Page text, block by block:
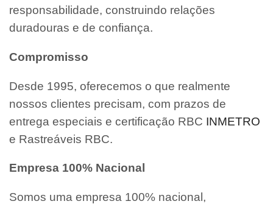
responsabilidade, construindo relações
duradouras e de confiança.
Compromisso
Desde 1995, oferecemos o que realmente
nossos clientes precisam, com prazos de
entrega especiais e certificação RBC INMETRO
e Rastreáveis RBC.
Empresa 100% Nacional
Somos uma empresa 100% nacional,